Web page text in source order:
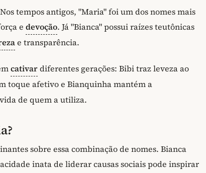
tempos antigos, "Maria" foi um dos nomes mais
e devoção. Já "Bianca" possui raízes teutônicas
e transparência.
cativardiferentes gerações: Bibi traz leveza ao
toque afetivo e Bianquinha mantém a
de quem a utiliza.
sobre essa combinação de nomes. Bianca
inata de liderar causas sociais pode inspirar